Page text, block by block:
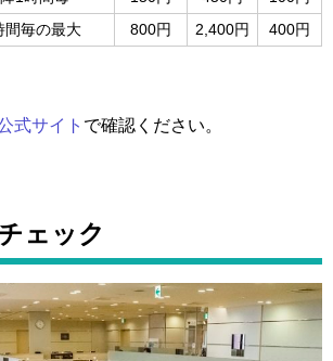
間毎の最大 800円 2,400円 400円
式サイト で確認ください。
ェック